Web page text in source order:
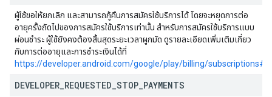
ผู้ใช้ขอให้ยกเลิก และสามารถกู้คืนการสมัครใช้บริการได้ โดยจะหยุดการต่อ
อายุครั้งถัดไปของการสมัครใช้บริการเท่านั้น สำหรับการสมัครใช้บริการแบบ
ผ่อนชำระ ผู้ใช้ยังคงต้องสิ้นสุดระยะเวลาผูกมัด ดูรายละเอียดเพิ่มเติมเกี่ยว
กับการต่ออายุและการชำระเงินได้ที่
https://developer.android.com/google/play/billing/
DEVELOPER REQUESTED STOP PAYMENTS